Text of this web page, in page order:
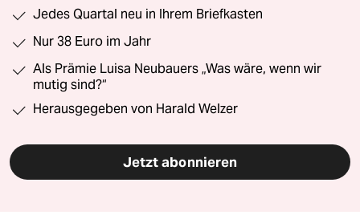
Jedes Quartal neu in Ihrem Briefkasten
Nur 38 Euro im Jahr
Als Prämie Luisa Neubauers „Was wäre, wenn wir
mutig sind?“
Herausgegeben von Harald Welzer
Jetzt abonnieren